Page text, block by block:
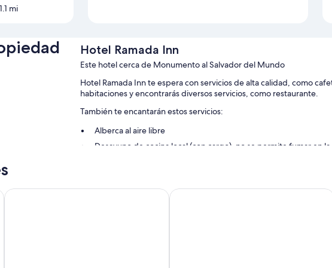
mi
Hotel Ramada Inn
Este hotel cerca de Monumento al Salvador del Mundo
Hotel Ramada Inn te espera con servicios de alta calidad, como
habitaciones y encontrarás diversos servicios, como restaurante.
También te encantarán estos servicios:
Alberca al aire libre
Desayuno de cocina local (con cargo), no se permite fumar en
Todas las habitaciones de Hotel Ramada Inn ofrecen amenidades
trabajar con laptop, además de otros detalles, como wifi gratis y
Fairfield by Marriott San Salvador Courtyard Marriott San Salvador